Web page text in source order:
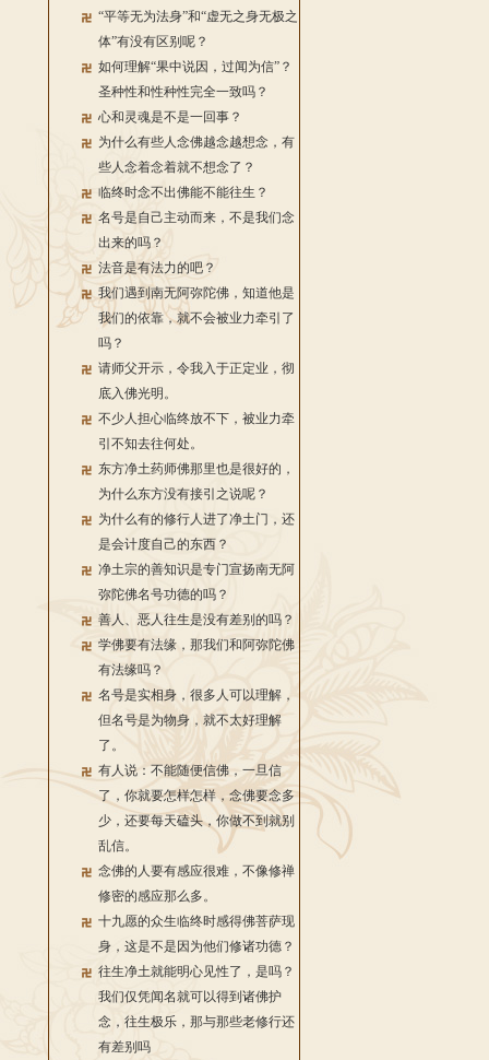
“平等无为法身”和“虚无之身无极之
体”有没有区别呢？
如何理解“果中说因，过闻为信”？
圣种性和性种性完全一致吗？
心和灵魂是不是一回事？
为什么有些人念佛越念越想念，有
些人念着念着就不想念了？
临终时念不出佛能不能往生？
名号是自己主动而来，不是我们念
出来的吗？
法音是有法力的吧？
我们遇到南无阿弥陀佛，知道他是
我们的依靠，就不会被业力牵引了
吗？
请师父开示，令我入于正定业，彻
底入佛光明。
不少人担心临终放不下，被业力牵
引不知去往何处。
东方净土药师佛那里也是很好的，
为什么东方没有接引之说呢？
为什么有的修行人进了净土门，还
是会计度自己的东西？
净土宗的善知识是专门宣扬南无阿
弥陀佛名号功德的吗？
善人、恶人往生是没有差别的吗？
学佛要有法缘，那我们和阿弥陀佛
有法缘吗？
名号是实相身，很多人可以理解，
但名号是为物身，就不太好理解
了。
有人说：不能随便信佛，一旦信
了，你就要怎样怎样，念佛要念多
少，还要每天磕头，你做不到就别
乱信。
念佛的人要有感应很难，不像修禅
修密的感应那么多。
十九愿的众生临终时感得佛菩萨现
身，这是不是因为他们修诸功德？
往生净土就能明心见性了，是吗？
我们仅凭闻名就可以得到诸佛护
念，往生极乐，那与那些老修行还
有差别吗